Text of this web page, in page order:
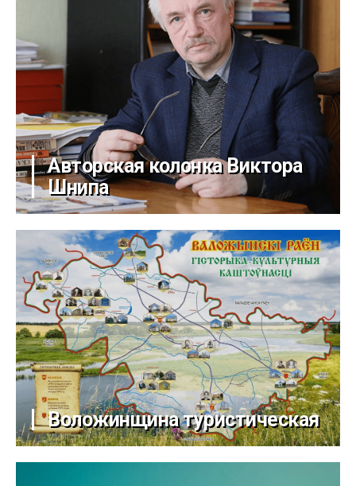
Авторская колонка Виктора
Шнипа
Воложинщина туристическая